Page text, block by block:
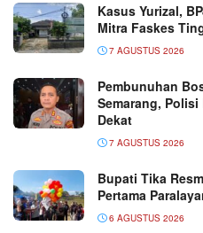
Kasus Yurizal,
Mitra Faskes
7 AGUSTUS 2026
Pembunuhan
Semarang, Polisi
Dekat
7 AGUSTUS 2026
Bupati Tika
Pertama
6 AGUSTUS 2026